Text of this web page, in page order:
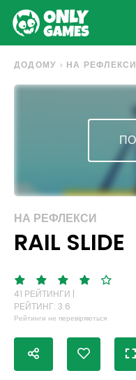
ДОДОМУ НА РЕФЛЕКСИ
НА РЕФЛЕКСИ
RAIL SLIDE
41 РЕЙТИНГИ |
РЕЙТИНГ: 3.6
Рейтинги не перевіряються